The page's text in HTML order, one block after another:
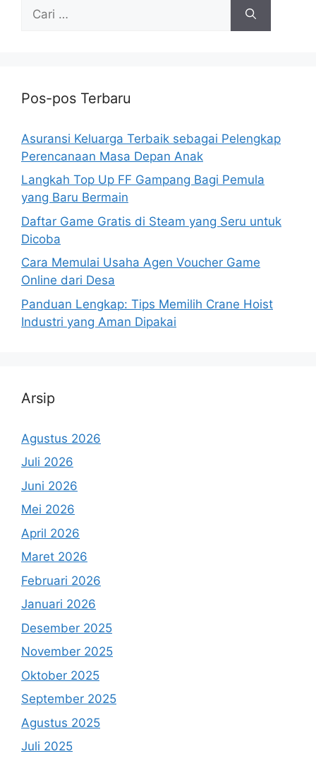
untuk:
Pos-pos Terbaru
Asuransi Keluarga Terbaik sebagai Pelengkap
Perencanaan Masa Depan Anak
Langkah Top Up FF Gampang Bagi Pemula
yang Baru Bermain
Daftar Game Gratis di Steam yang Seru untuk
Dicoba
Cara Memulai Usaha Agen Voucher Game
Online dari Desa
Panduan Lengkap: Tips Memilih Crane Hoist
Industri yang Aman Dipakai
Arsip
Agustus 2026
Juli 2026
Juni 2026
Mei 2026
April 2026
Maret 2026
Februari 2026
Januari 2026
Desember 2025
November 2025
Oktober 2025
September 2025
Agustus 2025
Juli 2025